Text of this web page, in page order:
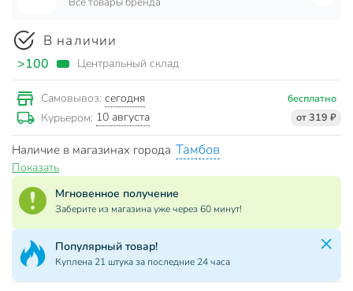
В наличии
>100 Центральный склад
Самовывоз: сегодня бесплатно
Курьером: 10 августа от 319 ₽
Наличие в магазинах города Тамбов
Показать
Мгновенное получение
Заберите из магазина уже через 60 минут!
Популярный товар!
Куплена 21 штука за последние 24 часа